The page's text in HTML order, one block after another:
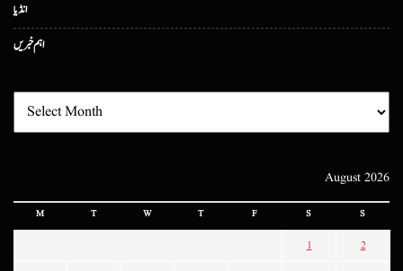
انڈیا
اہم خبریں
August 2026
M T W T F S S
1 2